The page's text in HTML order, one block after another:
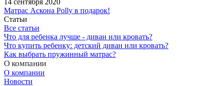
Матрас Аскона Polly в подарок!
Статьи
Все статьи
Что для ребенка лучше - диван или кровать?
Что купить ребенку: детский диван или кровать?
Как выбрать пружинный матрас?
О компании
О компании
Новости